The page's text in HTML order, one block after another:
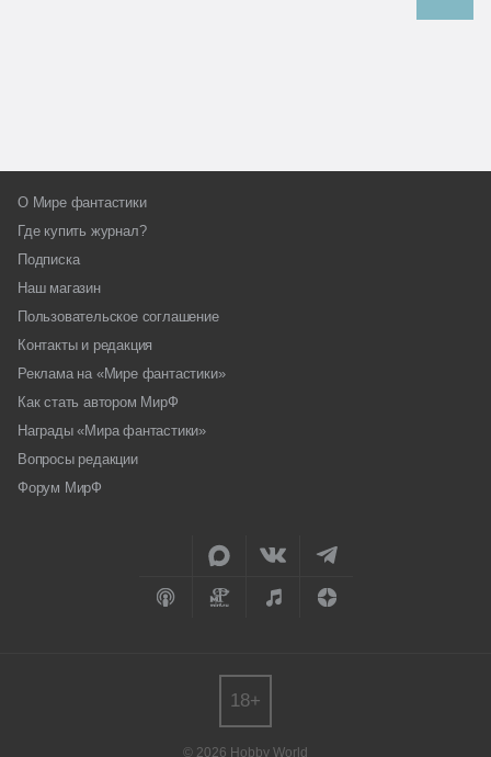
О Мире фантастики
Где купить журнал?
Подписка
Наш магазин
Пользовательское соглашение
Контакты и редакция
Реклама на «Мире фантастики»
Как стать автором МирФ
Награды «Мира фантастики»
Вопросы редакции
Форум МирФ
© 2026 Hobby World
18+